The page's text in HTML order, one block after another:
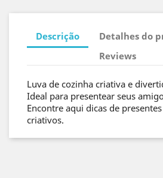
Descrição
Detalhes do
Reviews
Luva de cozinha criativa e
Ideal para presentear seus
Encontre aqui dicas de
criativos.